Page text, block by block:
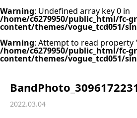
Warning: Undefined array key 0 in
/home/c6279950/public_html/fc-
content/themes/vogue_tcd051/
Warning: Attempt to read property
/home/c6279950/public_html/fc-
content/themes/vogue_tcd051/
2022.03.04